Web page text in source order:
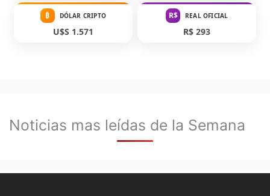
₿ DÓLAR CRIPTO
U$S 1.571
R$ REAL OFICIAL
R$ 293
Noticias mas leídas de la Semana